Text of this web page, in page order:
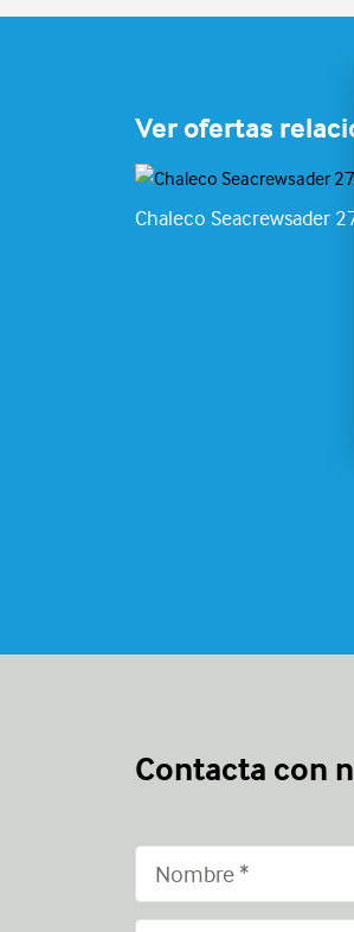
Ver ofertas
Chaleco Seacrewsader
Contacta con